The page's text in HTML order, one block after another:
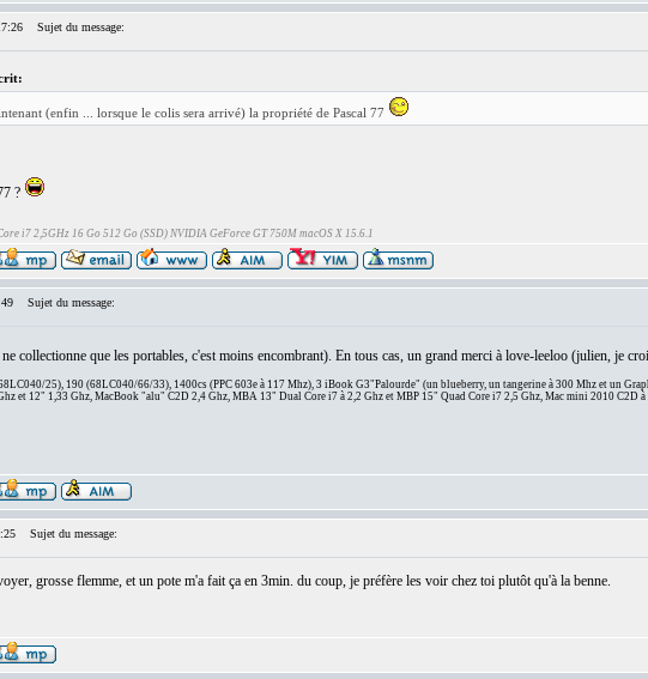
Sujet du message:
(enfin ... lorsque le colis sera arrivé) la propriété de Pascal 77
?
i7 2,5GHz 16 Go 512 Go (SSD) NVIDIA GeForce GT 750M macOS X 15.6.1
Sujet du message:
collectionne que les portables, c'est moins encombrant). En tous cas, un grand merci à love-leeloo (julien, je
25), 190 (68LC040/66/33), 1400cs (PPC 603e à 117 Mhz), 3 iBook G3"Palourde" (un blueberry, un tangerine à 300 Mhz et un
et 12" 1,33 Ghz, MacBook "alu" C2D 2,4 Ghz, MBA 13" Dual Core i7 à 2,2 Ghz et MBP 15" Quad Core i7 2,5 Ghz, Mac mini 2010 C2D à
Sujet du message:
grosse flemme, et un pote m'a fait ça en 3min. du coup, je préfère les voir chez toi plutôt qu'à la benne.